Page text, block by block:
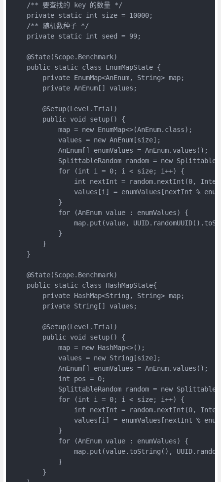
    /** 要查找的 key 的数量 */
    private static int size = 10000;
    /** 随机数种子 */
    private static int seed = 99;
    @State(Scope.Benchmark)
    public static class EnumMapState {
        private EnumMap<AnEnum, String> map;
        private AnEnum[] values;
        @Setup(Level.Trial)
        public void setup() {
            map = new EnumMap<>(AnEnum.class);
            values = new AnEnum[size];
            AnEnum[] enumValues = AnEnum.values();
SplittableRandom random = new
            for (int i = 0; i < size; i++) {
int nextInt = random.nextInt(0,
values[i] = enumValues[nextInt %
            }
            for (AnEnum value : enumValues) {
map.put(value,
            }
        }
    }
    @State(Scope.Benchmark)
    public static class HashMapState{
        private HashMap<String, String> map;
        private String[] values;
        @Setup(Level.Trial)
        public void setup() {
            map = new HashMap<>();
            values = new String[size];
            AnEnum[] enumValues = AnEnum.values();
            int pos = 0;
SplittableRandom random = new
            for (int i = 0; i < size; i++) {
int nextInt = random.nextInt(0,
values[i] = enumValues[nextInt %
            }
            for (AnEnum value : enumValues) {
map.put(value.toString(),
            }
        }